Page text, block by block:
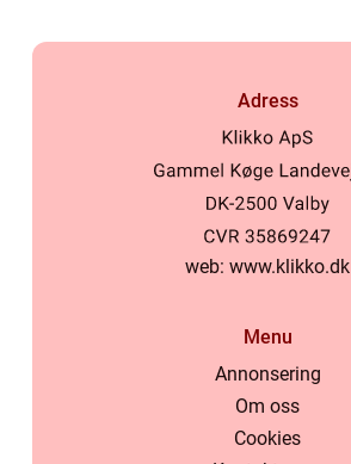
Adress
web: www.klikko.dk
Menu
Annonsering
Om oss
Cookies